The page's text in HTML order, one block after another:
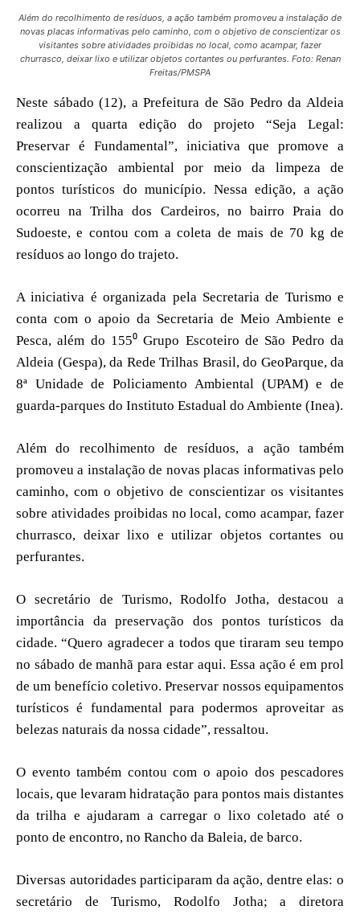
Além do recolhimento de resíduos, a ação também promoveu a instalação de
novas placas informativas pelo caminho, com o objetivo de conscientizar os
visitantes sobre atividades proibidas no local, como acampar, fazer
churrasco, deixar lixo e utilizar objetos cortantes ou perfurantes. Foto: Renan
Freitas/PMSPA
Neste sábado (12), a Prefeitura de São Pedro da Aldeia
realizou a quarta edição do projeto “Seja Legal:
Preservar é Fundamental”, iniciativa que promove a
conscientização ambiental por meio da limpeza de
pontos turísticos do município. Nessa edição, a ação
ocorreu na Trilha dos Cardeiros, no bairro Praia do
Sudoeste, e contou com a coleta de mais de 70 kg de
resíduos ao longo do trajeto.
A iniciativa é organizada pela Secretaria de Turismo e
conta com o apoio da Secretaria de Meio Ambiente e
Pesca, além do 155⁰ Grupo Escoteiro de São Pedro da
Aldeia (Gespa), da Rede Trilhas Brasil, do GeoParque, da
8ª Unidade de Policiamento Ambiental (UPAM) e de
guarda-parques do Instituto Estadual do Ambiente (Inea).
Além do recolhimento de resíduos, a ação também
promoveu a instalação de novas placas informativas pelo
caminho, com o objetivo de conscientizar os visitantes
sobre atividades proibidas no local, como acampar, fazer
churrasco, deixar lixo e utilizar objetos cortantes ou
perfurantes.
O secretário de Turismo, Rodolfo Jotha, destacou a
importância da preservação dos pontos turísticos da
cidade. “Quero agradecer a todos que tiraram seu tempo
no sábado de manhã para estar aqui. Essa ação é em prol
de um benefício coletivo. Preservar nossos equipamentos
turísticos é fundamental para podermos aproveitar as
belezas naturais da nossa cidade”, ressaltou.
O evento também contou com o apoio dos pescadores
locais, que levaram hidratação para pontos mais distantes
da trilha e ajudaram a carregar o lixo coletado até o
ponto de encontro, no Rancho da Baleia, de barco.
Diversas autoridades participaram da ação, dentre elas: o
secretário de Turismo, Rodolfo Jotha; a diretora